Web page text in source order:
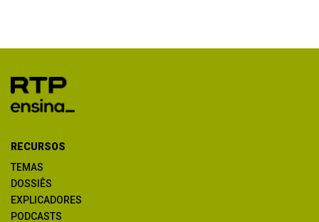
RECURSOS
TEMAS
DOSSIÊS
EXPLICADORES
PODCASTS